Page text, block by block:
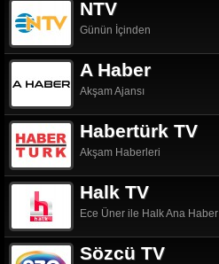
NTV
Günün İçinden
A Haber
Akşam Ajansı
Habertürk TV
Akşam Haberleri
Halk TV
Ece Üner ile Halk Ana Haber
Sözcü TV